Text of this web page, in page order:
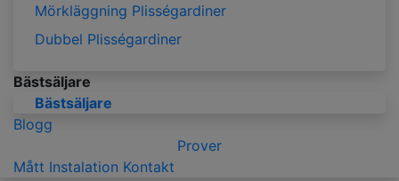
Mörkläggning Plisségardiner
Dubbel Plisségardiner
Bästsäljare
Bästsäljare
Blogg
Prover
Mått Instalation Kontakt